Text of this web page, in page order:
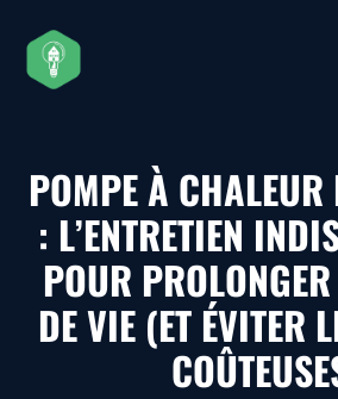
contenu
POMPE À
: L’ENTRETIEN
POUR
DE VIE (ET ÉVITER